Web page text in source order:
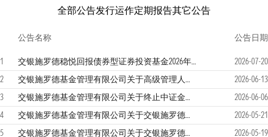
全部公告发行运作定期报告其它公告
公告名称 公告日期
1 交银施罗德稳悦回报债券型证券投资基金2026年第2季度报告
2026-07-20
2
交银施罗德基金管理有限公司关于高级管理人员变更的公告
2026-06-13
3
交银施罗德基金管理有限公司关于终止中证金牛（北京）基金销售有限公司办理相关销售业务的公告
2026-06-06
4
交银施罗德基金管理有限公司关于交银施罗德稳悦回报债券型证券投资基金分红公告
2026-05-21
5
交银施罗德基金管理有限公司关于交银施罗德稳悦回报债券型证券投资基金暂停及恢复大额申购（转换转入、定期定额投资）业务的公告 2026-05-19